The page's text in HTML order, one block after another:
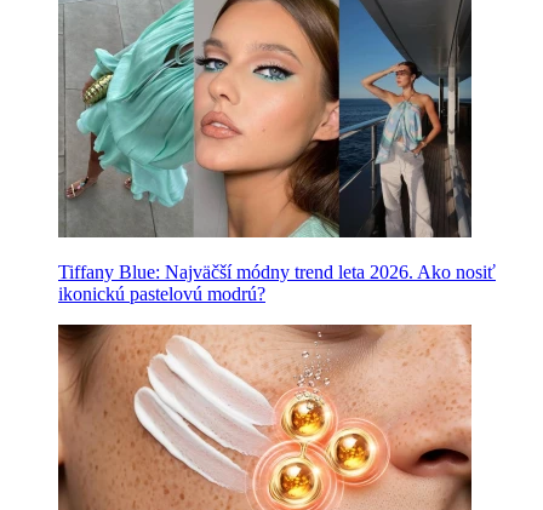
Tiffany Blue: Najväčší módny trend leta 2026. Ako nosiť
ikonickú pastelovú modrú?